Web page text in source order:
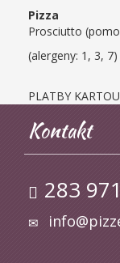
Pizza
Prosciutto
(alergeny: 1, 3, 7)
PLATBY
Kontakt
283